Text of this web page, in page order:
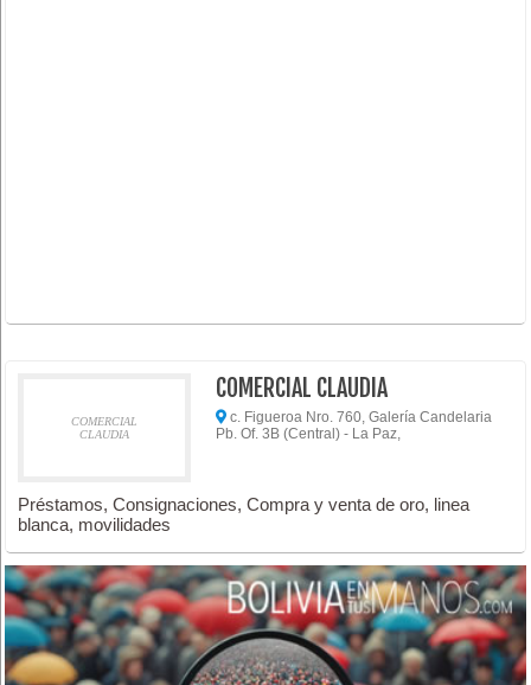
COMERCIAL
CLAUDIA
COMERCIAL CLAUDIA
c. Figueroa Nro. 760, Galería Candelaria
Pb. Of. 3B (Central) - La Paz,
Préstamos, Consignaciones, Compra y venta de oro, linea
blanca, movilidades